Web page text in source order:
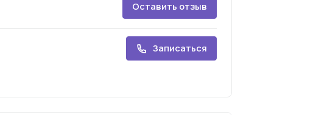
Оставить отзыв
Записаться